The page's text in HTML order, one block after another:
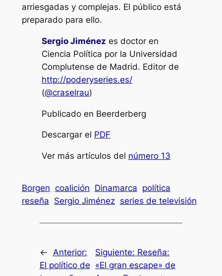
arriesgadas y complejas. El público está
preparado para ello.
Sergio Jiménez es doctor en
Ciencia Política por la Universidad
Complutense de Madrid. Editor de
http://poderyseries.es/
(@craselrau)
Publicado en Beerderberg
Descargar el PDF
Ver más artículos del número 13
Borgen coalición Dinamarca política
reseña Sergio Jiménez series de televisión
←
Anterior:
El político de
Siguiente: Reseña:
«El gran escape» de